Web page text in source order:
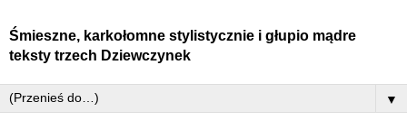
Śmieszne, karkołomne stylistycznie i głupio mądre
teksty trzech Dziewczynek
▼